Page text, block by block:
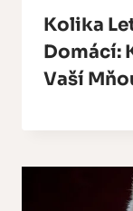
Kolika
Domácí:
Vaší